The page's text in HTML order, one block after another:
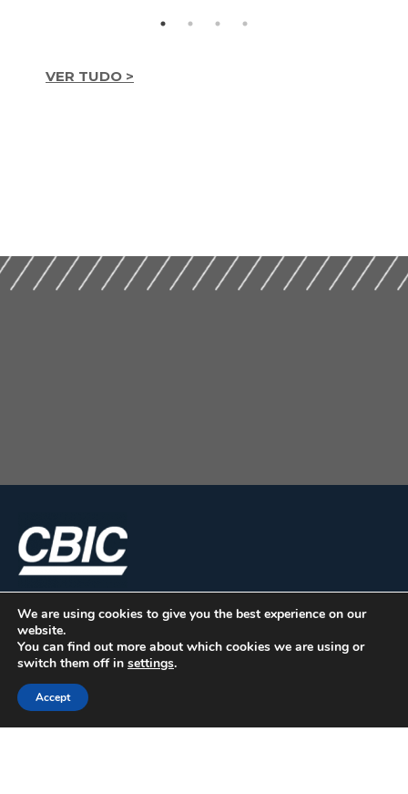
VER TUDO >
CBIC | SBN Quadra 01 – Bloco I – 4º Andar Edifício:
We are using cookies to give you the best experience on our
website.
You can find out more about which cookies we are using or
switch them off in settings.
Accept